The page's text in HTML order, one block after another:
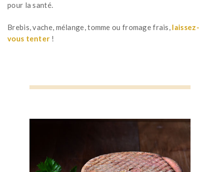
pour la santé.
Brebis, vache, mélange, tomme ou fromage frais, laissez-
vous tenter !